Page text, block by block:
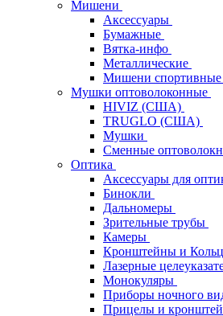
Мишени
Аксессуары
Бумажные
Вятка-инфо
Металлические
Мишени спортивные
Мушки оптоволоконные
HIVIZ (США)
TRUGLO (США)
Мушки
Сменные
Оптика
Аксессуары для
Бинокли
Дальномеры
Зрительные трубы
Камеры
Кронштейны и
Лазерные
Монокуляры
Приборы ночного
Прицелы и